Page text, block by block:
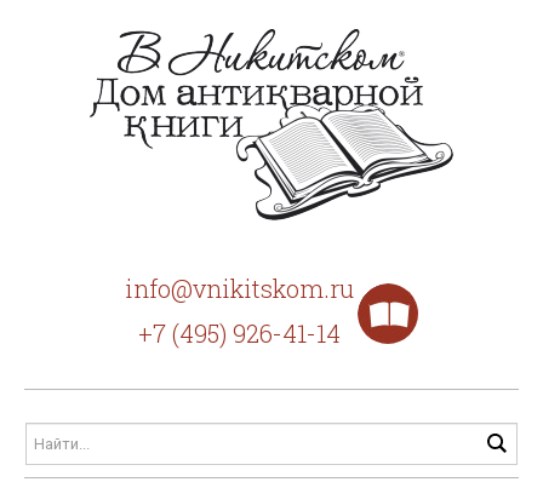
info@vnikitskom.ru
+7 (495) 926-41-14